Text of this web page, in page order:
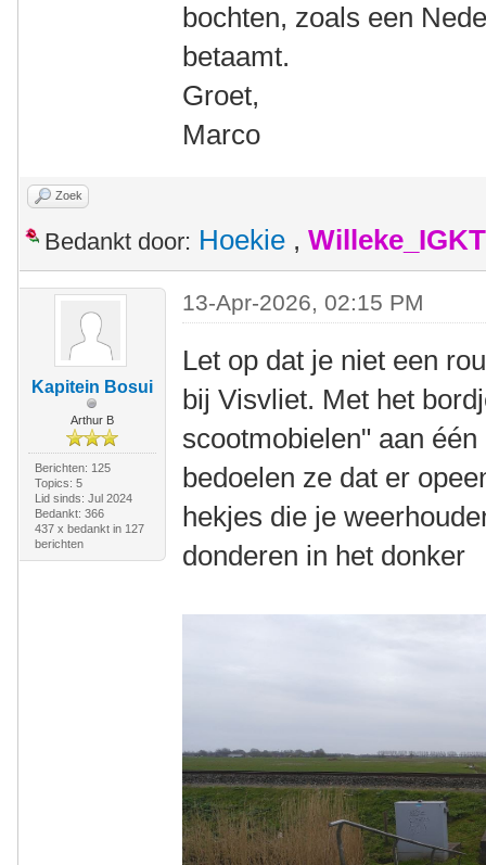
bochten, zoals een
betaamt.
Groet,
Marco
Zoek
Bedankt door: Hoekie , Willeke_IGKT
Kapitein Bosui
Arthur B
Berichten: 125
Topics: 5
Lid sinds: Jul 2024
Bedankt: 366
437 x bedankt in 127
berichten
13-Apr-2026, 02:15 PM
Let op dat je niet een
bij Visvliet. Met het
scootmobielen" aan
bedoelen ze dat er
hekjes die je
donderen in het donker